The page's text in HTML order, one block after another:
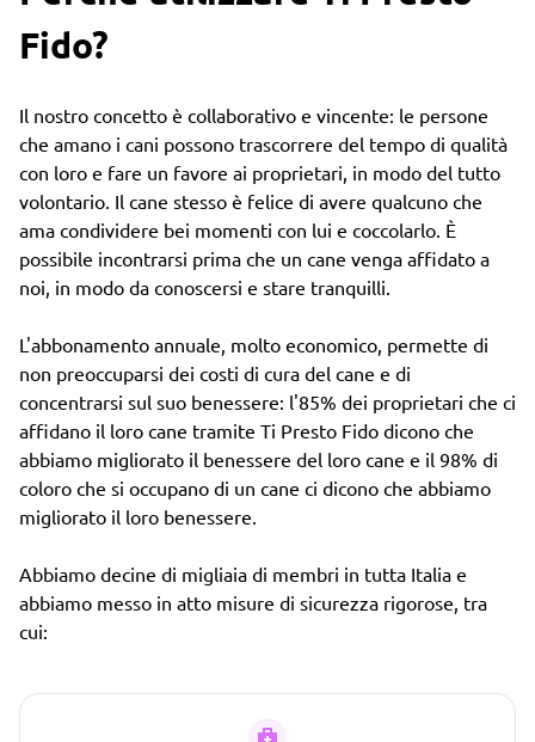
Fido?
Il nostro concetto è collaborativo e vincente: le persone
che amano i cani possono trascorrere del tempo di qualità
con loro e fare un favore ai proprietari, in modo del tutto
volontario. Il cane stesso è felice di avere qualcuno che
ama condividere bei momenti con lui e coccolarlo. È
possibile incontrarsi prima che un cane venga affidato a
noi, in modo da conoscersi e stare tranquilli.
L'abbonamento annuale, molto economico, permette di
non preoccuparsi dei costi di cura del cane e di
concentrarsi sul suo benessere: l'85% dei proprietari che ci
affidano il loro cane tramite Ti Presto Fido dicono che
abbiamo migliorato il benessere del loro cane e il 98% di
coloro che si occupano di un cane ci dicono che abbiamo
migliorato il loro benessere.
Abbiamo decine di migliaia di membri in tutta Italia e
abbiamo messo in atto misure di sicurezza rigorose, tra
cui: